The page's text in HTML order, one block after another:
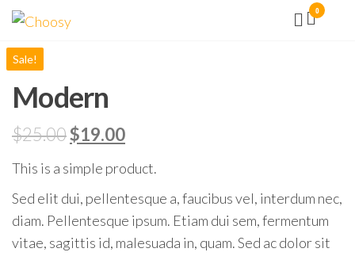
Aller
contenu
0
Sale!
Modern
$25.00$19.00
This is a simple product.
Sed elit dui, pellentesque a, faucibus vel, interdum nec,
diam. Pellentesque ipsum. Etiam dui sem, fermentum
vitae, sagittis id, malesuada in, quam. Sed ac dolor sit